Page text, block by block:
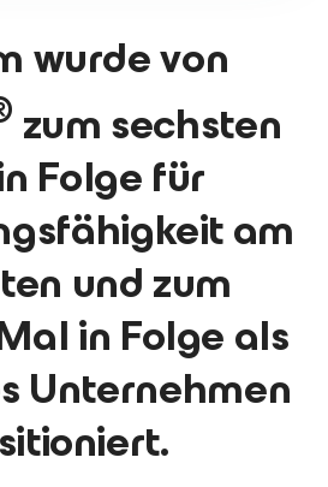
wurde von
zum sechsten
Folge für
am
und zum
in Folge als
Unternehmen